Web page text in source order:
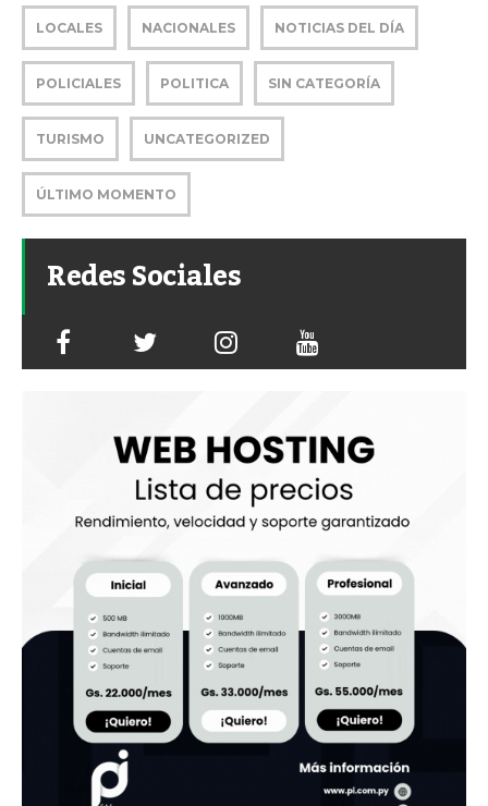
LOCALES NACIONALES NOTICIAS DEL DÍA
POLICIALES POLITICA SIN CATEGORÍA
TURISMO UNCATEGORIZED
ÚLTIMO MOMENTO
Redes Sociales